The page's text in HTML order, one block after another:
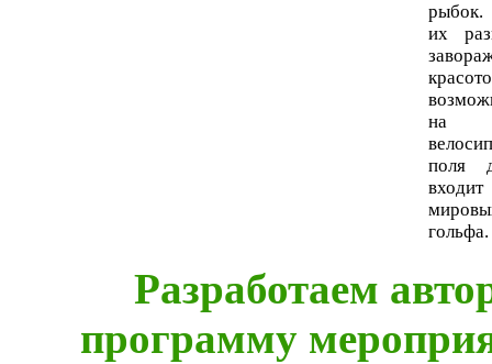
рыбок.
их
на
поля
гольфа.
Разработаем
программу